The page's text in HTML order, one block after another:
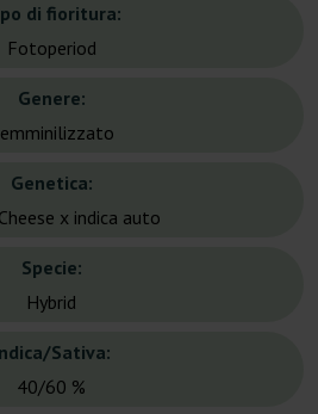
di fioritura:
Fotoperiod
Genere:
Genetica:
x indica auto
Specie:
Hybrid
Sativa:
40/60 %